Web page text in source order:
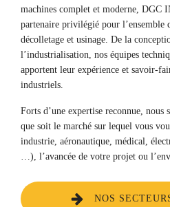
machines complet et moderne, DGC
partenaire privilégié pour l’ensemble
décolletage et usinage. De la
l’industrialisation, nos équipes
apportent leur expérience et savoir-
industriels.
Forts d’une expertise reconnue, nous
que soit le marché sur lequel vous
industrie, aéronautique, médical,
…), l’avancée de votre projet ou
NOS